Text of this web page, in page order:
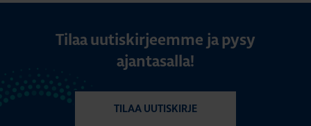
Tilaa uutiskirjeemme ja pysy
ajantasalla!
TILAA UUTISKIRJE